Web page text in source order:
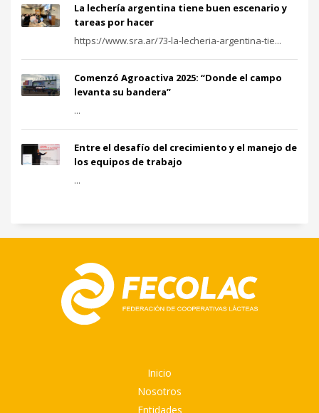
La lechería argentina tiene buen escenario y
tareas por hacer
https://www.sra.ar/73-la-lecheria-argentina-tie...
Comenzó Agroactiva 2025: “Donde el campo
levanta su bandera”
...
Entre el desafío del crecimiento y el manejo de
los equipos de trabajo
...
Inicio
Nosotros
Entidades